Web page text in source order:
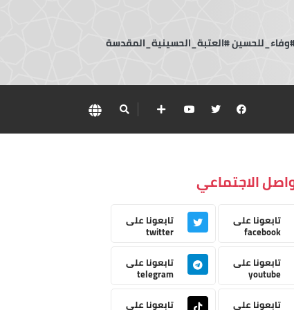
#العتبة_الحسينية_المقدسة
الاجتماعي
تابعونا على
facebook
تابعونا على
twitter
تابعونا على
youtube
تابعونا على
telegram
تابعونا على
تابعونا على